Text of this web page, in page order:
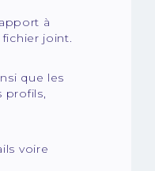
à
joint.
que les
profils,
voire